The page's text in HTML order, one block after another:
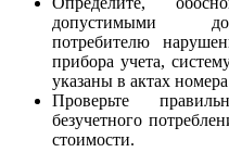
допустимыми
потребителю
прибора учета,
указаны в актах
Проверьте
безучетного
стоимости.